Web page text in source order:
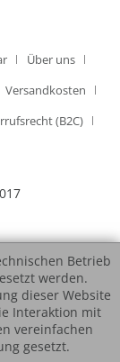
Über uns
Versandkosten
(B2C)
Betrieb
werden.
dieser Website
Interaktion mit
vereinfachen
gesetzt.